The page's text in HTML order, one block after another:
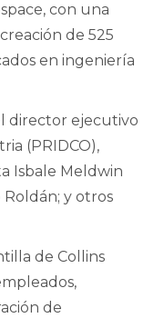
con una
de 525
en ingeniería
director ejecutivo
(PRIDCO),
Isbale Meldwin
Roldán; y otros
de Collins
de